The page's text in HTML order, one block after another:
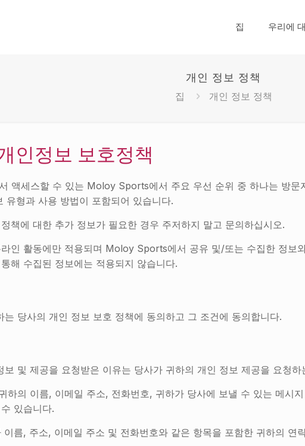
집 우리에
개인 정보 정책
집 개인 정보 정책
인정보 보호정책
세스할 수 있는 Moloy Sports에서 주요 우선 순위 중 하나는 방문
형과 사용 방법이 포함되어 있습니다.
책에 대한 추가 정보가 필요한 경우 주저하지 말고 문의하십시오.
인 활동에만 적용되며 Moloy Sports에서 공유 및/또는 수집한 정보
해 수집된 정보에는 적용되지 않습니다.
당사의 개인 정보 보호 정책에 동의하고 그 조건에 동의합니다.
및 제공을 요청받은 이유는 당사가 귀하의 개인 정보 제공을 요청
하의 이름, 이메일 주소, 전화번호, 귀하가 당사에 보낼 수 있는 메시
있습니다.
름, 주소, 이메일 주소 및 전화번호와 같은 항목을 포함한 귀하의 연